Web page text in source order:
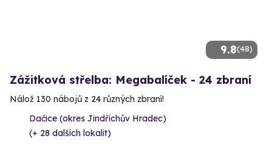
9.8(48)
Zážitková střelba: Megabalíček - 24 zbraní
Nálož 130 nábojů z 24 různých zbraní!
Dačice (okres Jindřichův Hradec)
(+ 28 dalších lokalit)